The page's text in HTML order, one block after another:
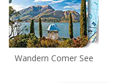
Wandern Comer See